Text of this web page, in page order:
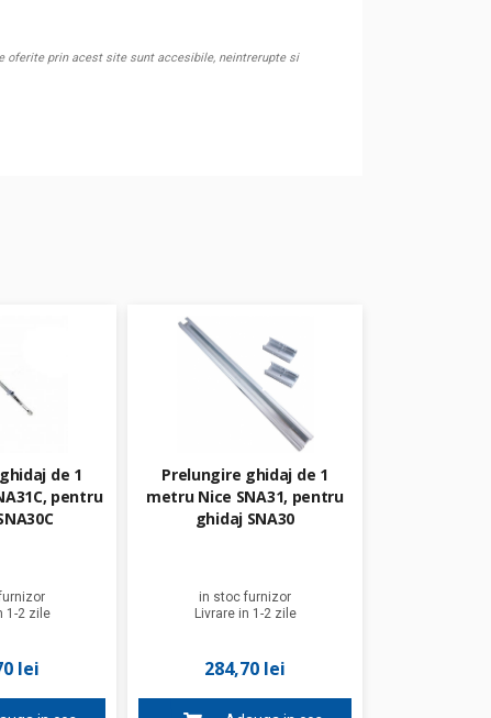
oferite prin acest site sunt accesibile, neintrerupte si
de 1
pentru
1-2 zile
lei
Prelungire ghidaj de 1
metru Nice SNA31, pentru
ghidaj SNA30
in stoc furnizor
Livrare in 1-2 zile
284,70 lei